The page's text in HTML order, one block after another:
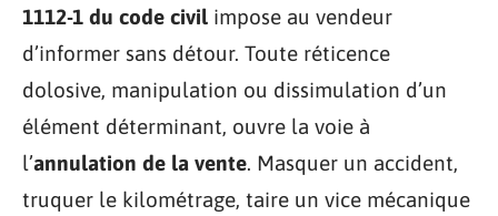
1112-1 du code civil impose au vendeur
d’informer sans détour. Toute réticence
dolosive, manipulation ou dissimulation d’un
élément déterminant, ouvre la voie à
l’annulation de la vente. Masquer un accident,
truquer le kilométrage, taire un vice mécanique